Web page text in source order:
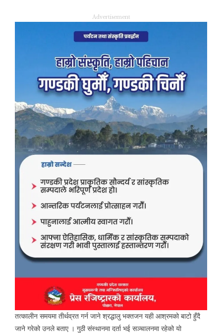
Advertisement
तत्कालीन समयमा तीर्थव्रत गर्न जाने श्रद्धालु भक्तजन यही आश्रमको बाटो हुँदै
जाने गरेको उनले बताए । गुठी संस्थानमा दर्ता भई सञ्चालनमा रहेको यो